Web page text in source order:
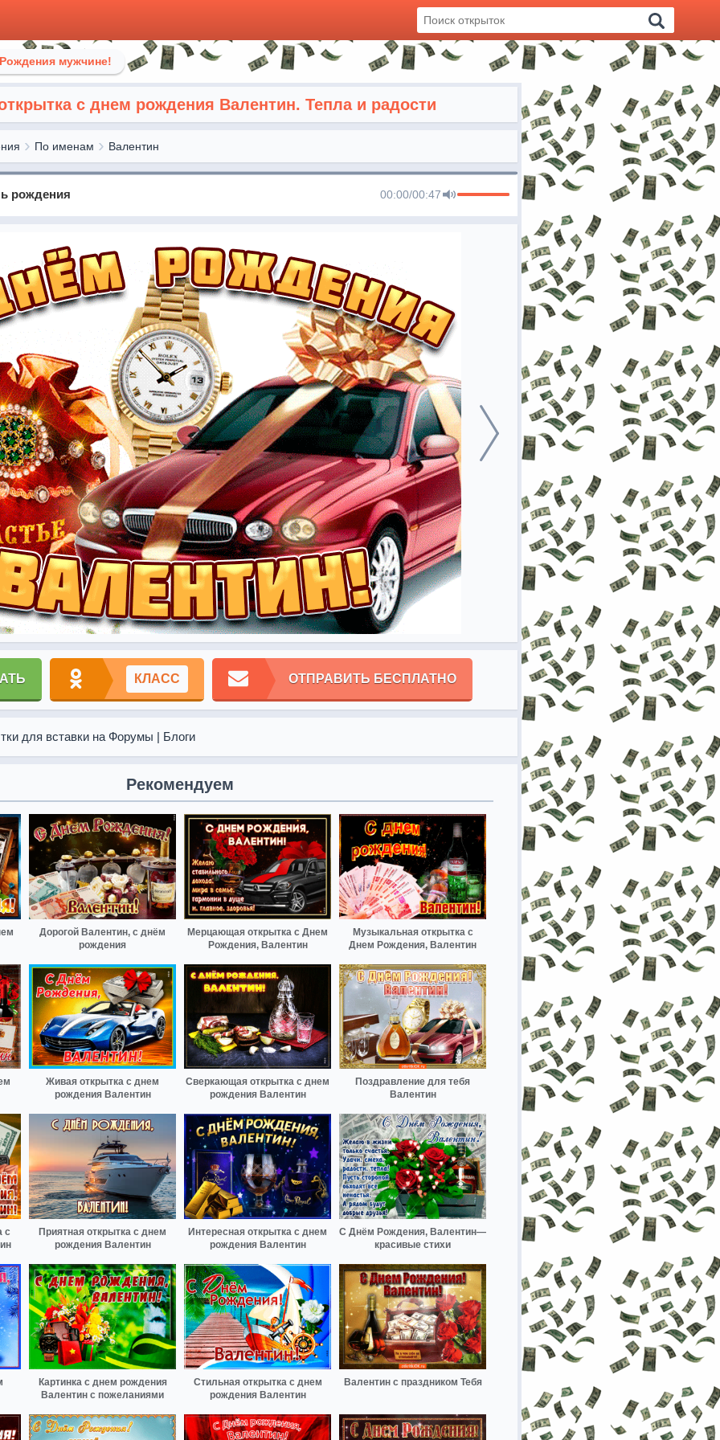
мужчине!
с днем рождения Валентин. Тепла и радости
По именам Валентин
рождения 00:00/00:47
КЛАСС ОТПРАВИТЬ БЕСПЛАТНО
для вставки на Форумы | Блоги
Рекомендуем
Дорогой Валентин, с днём
рождения
Мерцающая открытка с Днем
Рождения, Валентин
Музыкальная открытка с
Днем Рождения, Валентин
Живая открытка с днем
рождения Валентин
Сверкающая открытка с днем
рождения Валентин
Поздравление для тебя
Валентин
с
Приятная открытка с днем
рождения Валентин
Интересная открытка с днем
рождения Валентин
С Днём Рождения, Валентин—
красивые стихи
Картинка с днем рождения
Валентин с пожеланиями
Стильная открытка с днем
рождения Валентин
Валентин с праздником Тебя